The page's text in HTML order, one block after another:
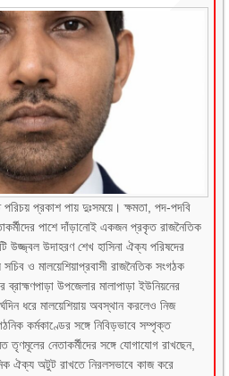
প্রকাশ পায় দুঃসময়ে। ক্ষমতা, পদ-পদবি
পাশে দাঁড়ানোই একজন প্রকৃত রাজনৈতিক
উজ্জ্বল উদাহরণ শেখ হাসিনা ঐক্য পরিষদের
সচিব ও মালয়েশিয়াপ্রবাসী রাজনৈতিক সংগঠক
উপজেলার মালাপাড়া ইউনিয়নের
ধরে মালয়েশিয়ায় অবস্থান করলেও নিজ
কর্মকাণ্ডের সঙ্গে নিবিড়ভাবে সম্পৃক্ত
তৃণমূলের নেতাকর্মীদের সঙ্গে যোগাযোগ রাখছেন,
ঐক্য অটুট রাখতে নিরলসভাবে কাজ করে